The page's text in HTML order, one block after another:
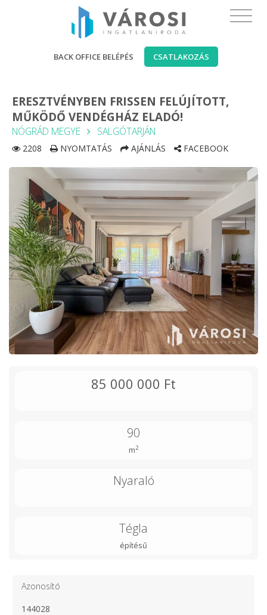
BACK OFFICE BELÉPÉS CSATLAKOZÁS
ERESZTVÉNYBEN FRISSEN FELÚJÍTOTT,
MŰKÖDŐ VENDÉGHÁZ ELADÓ!
NÓGRÁD MEGYE SALGÓTARJÁN
2208 NYOMTATÁS AJÁNLÁS FACEBOOK
85 000 000 Ft
90
m2
Nyaraló
Tégla
építésű
Azonosító
144028